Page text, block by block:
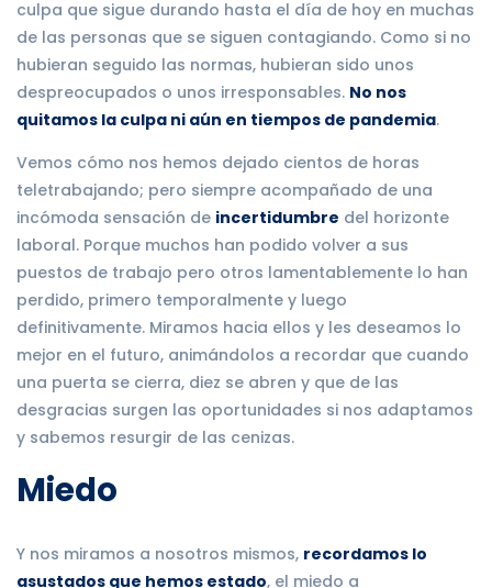
culpa que sigue durando hasta el día de hoy en muchas
de las personas que se siguen contagiando. Como si no
hubieran seguido las normas, hubieran sido unos
despreocupados o unos irresponsables. No nos
quitamos la culpa ni aún en tiempos de pandemia.
Vemos cómo nos hemos dejado cientos de horas
teletrabajando; pero siempre acompañado de una
incómoda sensación de incertidumbre del horizonte
laboral. Porque muchos han podido volver a sus
puestos de trabajo pero otros lamentablemente lo han
perdido, primero temporalmente y luego
definitivamente. Miramos hacia ellos y les deseamos lo
mejor en el futuro, animándolos a recordar que cuando
una puerta se cierra, diez se abren y que de las
desgracias surgen las oportunidades si nos adaptamos
y sabemos resurgir de las cenizas.
Miedo
Y nos miramos a nosotros mismos, recordamos lo
asustados que hemos estado, el miedo a